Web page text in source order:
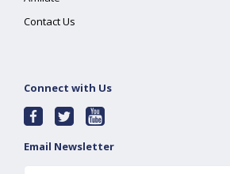
Contact Us
Connect with Us
Email Newsletter